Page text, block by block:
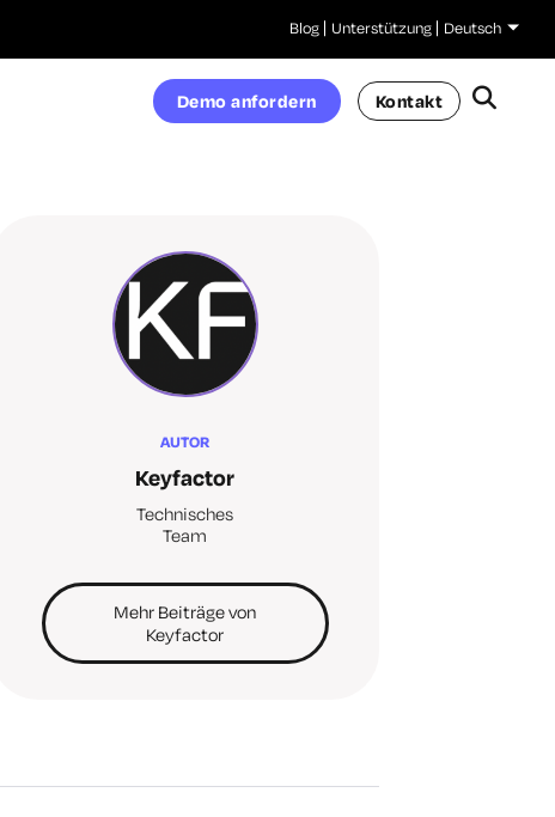
Blog Unterstützung Deutsch
Demo anfordern Kontakt
AUTOR
Keyfactor
Technisches
Team
Mehr Beiträge von
Keyfactor